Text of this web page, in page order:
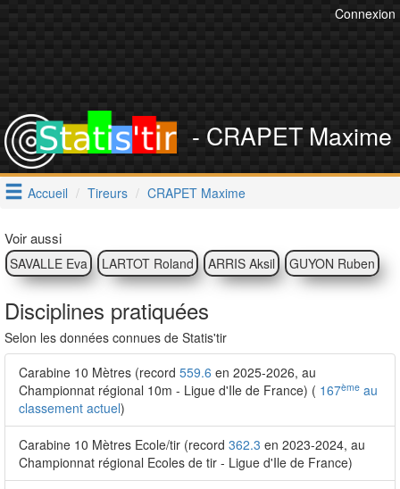
Connexion
- CRAPET Maxime
Accueil Tireurs CRAPET Maxime
Voir aussi
SAVALLE Eva LARTOT Roland ARRIS Aksil GUYON Ruben
Disciplines pratiquées
Selon les données connues de Statis'tir
Carabine 10 Mètres (record 559.6 en 2025-2026, au
Championnat régional 10m - Ligue d'Ile de France) ( 167ème au
classement actuel)
Carabine 10 Mètres Ecole/tir (record 362.3 en 2023-2024, au
Championnat régional Ecoles de tir - Ligue d'Ile de France)